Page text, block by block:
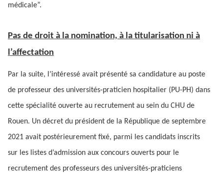
médicale”.
Pas de droit à la nomination, à la titularisation ni à
l’affectation
Par la suite, l’intéressé avait présenté sa candidature au poste
de professeur des universités-praticien hospitalier (PU-PH) dans
cette spécialité ouverte au recrutement au sein du CHU de
Rouen. Un décret du président de la République de septembre
2021 avait postérieurement fixé, parmi les candidats inscrits
sur les listes d’admission aux concours ouverts pour le
recrutement des professeurs des universités-praticiens